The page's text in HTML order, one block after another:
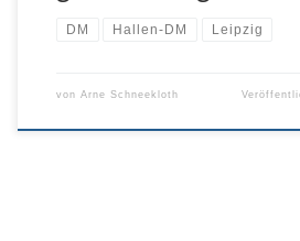
DM Hallen-DM Leipzig
von Arne Schneekloth